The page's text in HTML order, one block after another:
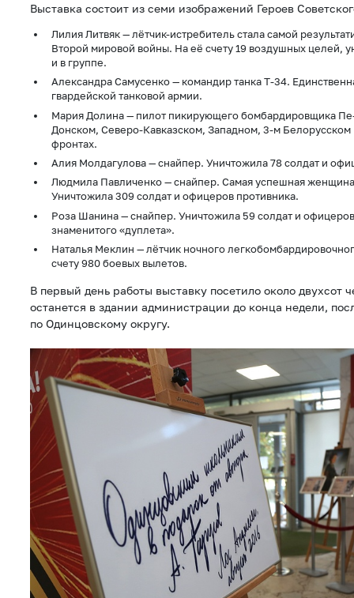
Выставка состоит из семи изображений Героев
Лилия Литвяк — лётчик-истребитель стала самой
Второй мировой войны. На её счету 19 воздушных целей,
и в группе.
Александра Самусенко — командир танка Т-34.
гвардейской танковой армии.
Мария Долина — пилот пикирующего бомбардировщика
Донском, Северо-Кавказском, Западном, 3-м
фронтах.
Алия Молдагулова — снайпер. Уничтожила 78 солдат и
Людмила Павличенко — снайпер. Самая успешная
Уничтожила 309 солдат и офицеров противника.
Роза Шанина — снайпер. Уничтожила 59 солдат и
знаменитого «дуплета».
Наталья Меклин — лётчик ночного
счету 980 боевых вылетов.
В первый день работы выставку посетило около двухсот
останется в здании администрации до конца недели,
по Одинцовскому округу.